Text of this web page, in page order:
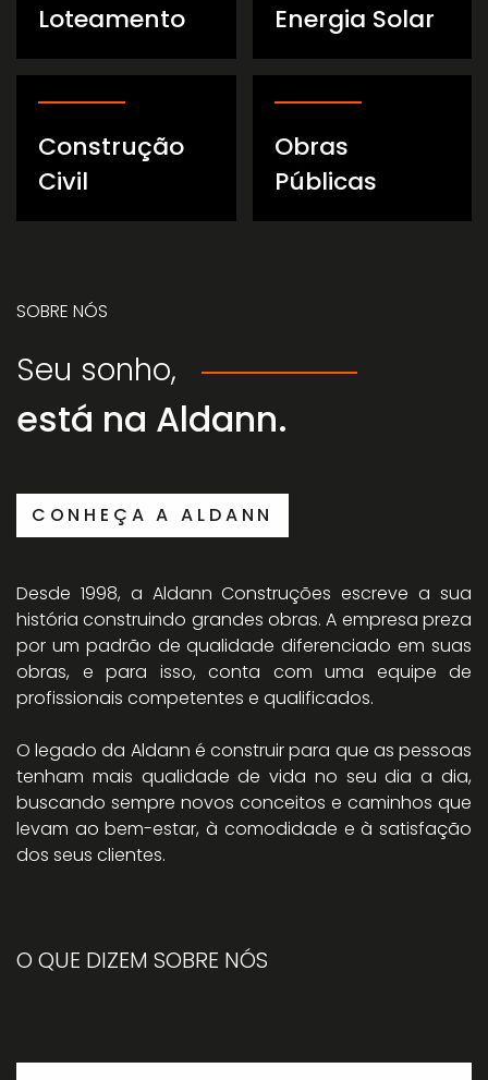
Loteamento Energia Solar
Construção
Civil
Obras
Públicas
SOBRE NÓS
Seu sonho,
está na Aldann.
CONHEÇA A ALDANN
Desde 1998, a Aldann Construções escreve a sua
história construindo grandes obras. A empresa preza
por um padrão de qualidade diferenciado em suas
obras, e para isso, conta com uma equipe de
profissionais competentes e qualificados.
O legado da Aldann é construir para que as pessoas
tenham mais qualidade de vida no seu dia a dia,
buscando sempre novos conceitos e caminhos que
levam ao bem-estar, à comodidade e à satisfação
dos seus clientes.
O QUE DIZEM SOBRE NÓS